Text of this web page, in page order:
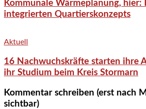
Kommunale Wärmeplanung, hier:
integrierten Quartierskonzepts
Aktuell
16 Nachwuchskräfte starten ihre
ihr Studium beim Kreis Stormarn
Kommentar schreiben (erst nach
sichtbar)